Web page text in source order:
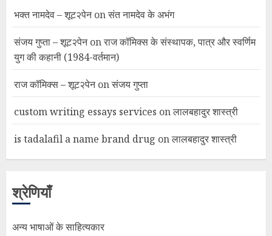
भक्त नामदेव – शूट२पेनonसंत नामदेव के अभंग
संजय गुप्ता – शूट२पेनonराज कॉमिक्स के संस्थापक, पात्र और स्वर्णिम
युग की कहानी (1984-वर्तमान)
राज कॉमिक्स – शूट२पेनonसंजय गुप्ता
custom writing essays services onलालबहादुर शास्त्री
is tadalafil a name brand drug onलालबहादुर शास्त्री
श्रेणियाँ
अन्य भाषाओं के साहित्यकार